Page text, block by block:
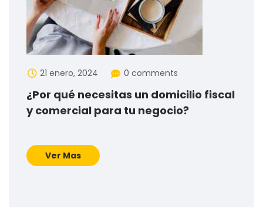
21 enero, 2024 0 comments
¿Por qué necesitas un domicilio fiscal
y comercial para tu negocio?
Ver Mas